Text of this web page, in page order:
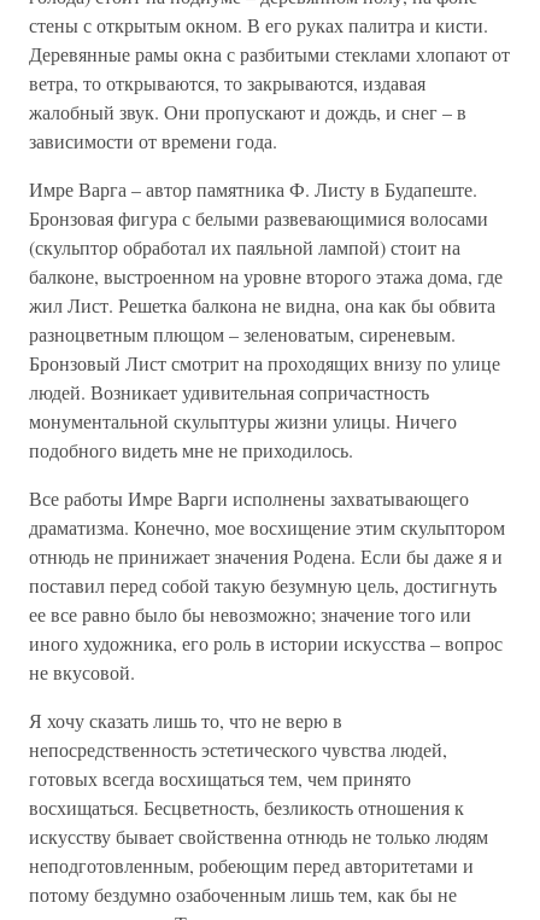
стены с открытым окном. В его руках палитра и кисти.
Деревянные рамы окна с разбитыми стеклами хлопают от
ветра, то открываются, то закрываются, издавая
жалобный звук. Они пропускают и дождь, и снег – в
зависимости от времени года.
Имре Варга – автор памятника Ф. Листу в Будапеште.
Бронзовая фигура с белыми развевающимися волосами
(скульптор обработал их паяльной лампой) стоит на
балконе, выстроенном на уровне второго этажа дома, где
жил Лист. Решетка балкона не видна, она как бы обвита
разноцветным плющом – зеленоватым, сиреневым.
Бронзовый Лист смотрит на проходящих внизу по улице
людей. Возникает удивительная сопричастность
монументальной скульптуры жизни улицы. Ничего
подобного видеть мне не приходилось.
Все работы Имре Варги исполнены захватывающего
драматизма. Конечно, мое восхищение этим скульптором
отнюдь не принижает значения Родена. Если бы даже я и
поставил перед собой такую безумную цель, достигнуть
ее все равно было бы невозможно; значение того или
иного художника, его роль в истории искусства – вопрос
не вкусовой.
Я хочу сказать лишь то, что не верю в
непосредственность эстетического чувства людей,
готовых всегда восхищаться тем, чем принято
восхищаться. Бесцветность, безликость отношения к
искусству бывает свойственна отнюдь не только людям
неподготовленным, робеющим перед авторитетами и
потому бездумно озабоченным лишь тем, как бы не